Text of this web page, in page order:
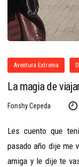
Aventura Extrema
La magia de
Fonshy Cepeda
Les cuento que
pasado año dije me
amiga y le dije te